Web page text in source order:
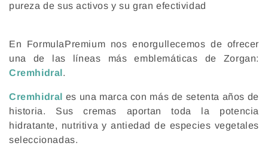
pureza de sus activos y su gran efectividad
En FormulaPremium nos enorgullecemos de ofrecer
una de las líneas más emblemáticas de Zorgan:
Cremhidral.
Cremhidral es una marca con más de setenta años de
historia. Sus cremas aportan toda la potencia
hidratante, nutritiva y antiedad de especies vegetales
seleccionadas.